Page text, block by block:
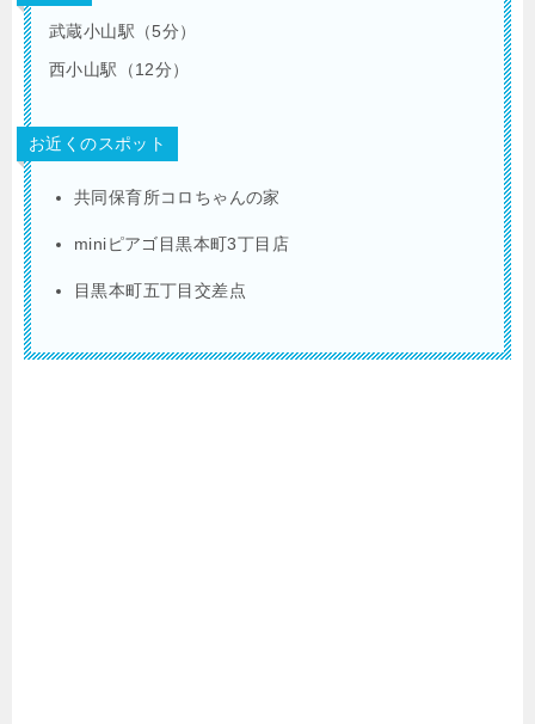
武蔵小山駅（5分）
西小山駅（12分）
お近くのスポット
共同保育所コロちゃんの家
miniピアゴ目黒本町3丁目店
目黒本町五丁目交差点